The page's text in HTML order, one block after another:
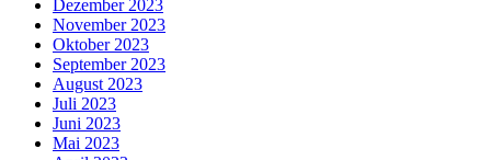
Dezember 2023
November 2023
Oktober 2023
September 2023
August 2023
Juli 2023
Juni 2023
Mai 2023